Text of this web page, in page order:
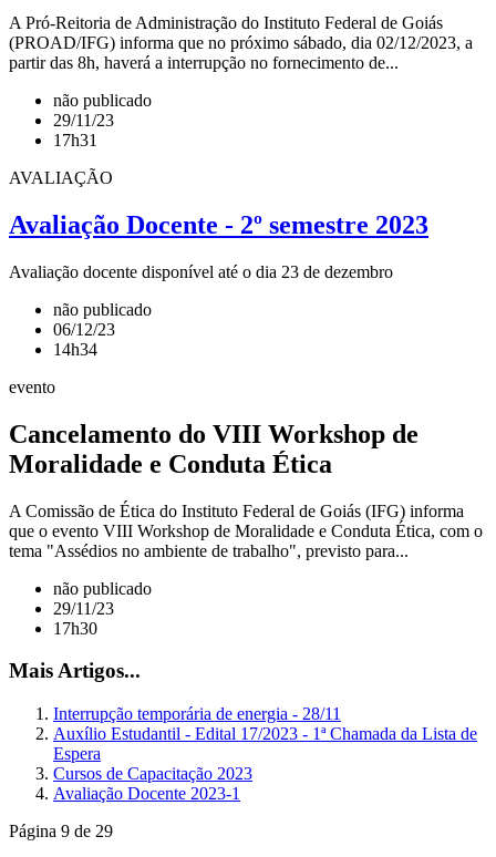
A Pró-Reitoria de Administração do Instituto Federal de Goiás
(PROAD/IFG) informa que no próximo sábado, dia 02/12/2023, a
partir das 8h, haverá a interrupção no fornecimento de...
não publicado
29/11/23
17h31
AVALIAÇÃO
Avaliação Docente - 2º semestre 2023
Avaliação docente disponível até o dia 23 de dezembro
não publicado
06/12/23
14h34
evento
Cancelamento do VIII Workshop de
Moralidade e Conduta Ética
A Comissão de Ética do Instituto Federal de Goiás (IFG) informa
que o evento VIII Workshop de Moralidade e Conduta Ética, com o
tema "Assédios no ambiente de trabalho", previsto para...
não publicado
29/11/23
17h30
Mais Artigos...
Interrupção temporária de energia - 28/11
Auxílio Estudantil - Edital 17/2023 - 1ª Chamada da Lista de
Espera
Cursos de Capacitação 2023
Avaliação Docente 2023-1
Página 9 de 29